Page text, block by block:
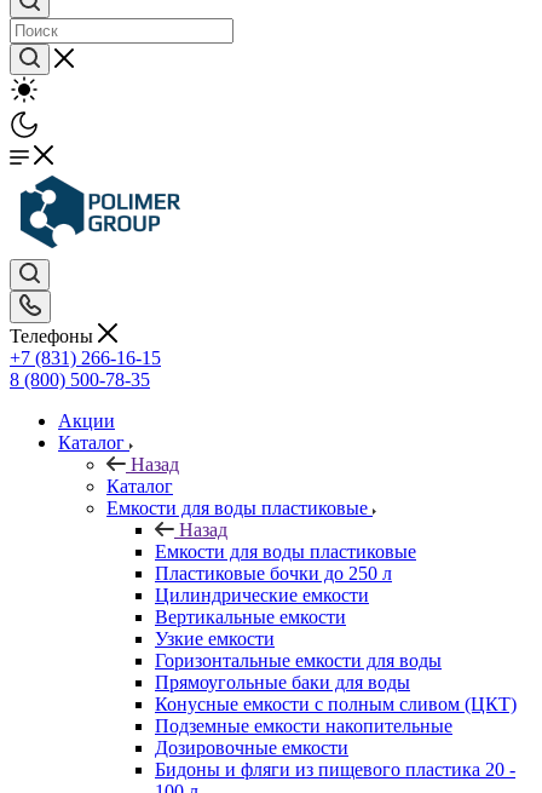
Телефоны
+7 (831) 266-16-15
8 (800) 500-78-35
Акции
Каталог
Назад
Каталог
Емкости для воды пластиковые
Назад
Емкости для воды пластиковые
Пластиковые бочки до 250 л
Цилиндрические емкости
Вертикальные емкости
Узкие емкости
Горизонтальные емкости для воды
Прямоугольные баки для воды
Конусные емкости с полным сливом (ЦКТ)
Подземные емкости накопительные
Дозировочные емкости
Бидоны и фляги из пищевого пластика 20 -